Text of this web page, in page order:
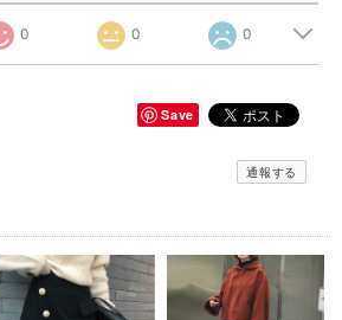
0 0 0
Save
通報する